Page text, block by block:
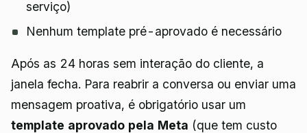
serviço)
Nenhum template pré-aprovado é necessário
Após as 24 horas sem interação do cliente, a
janela fecha. Para reabrir a conversa ou enviar uma
mensagem proativa, é obrigatório usar um
template aprovado pela Meta (que tem custo